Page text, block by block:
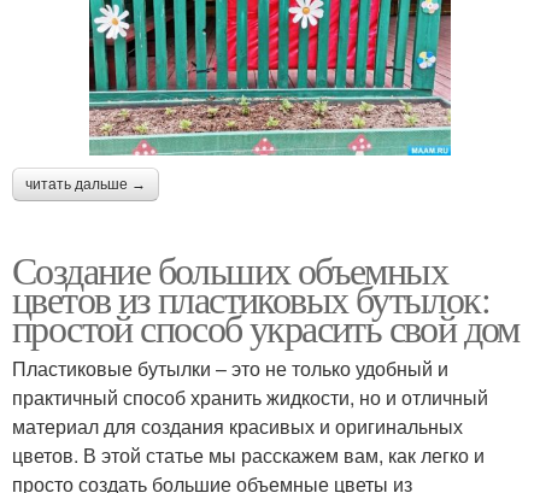
читать дальше →
Создание больших объемных
цветов из пластиковых бутылок:
простой способ украсить свой дом
Пластиковые бутылки – это не только удобный и
практичный способ хранить жидкости, но и отличный
материал для создания красивых и оригинальных
цветов. В этой статье мы расскажем вам, как легко и
просто создать большие объемные цветы из